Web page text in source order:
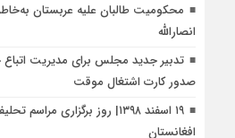
محکومیت طالبان علیه عربستان
انصارالله
تدبیر جدید مجلس برای مدیریت اتباع
صدور کارت اشتغال موقت
۱۹ اسفند ۱۳۹۸| روز برگزاری
افغانستان